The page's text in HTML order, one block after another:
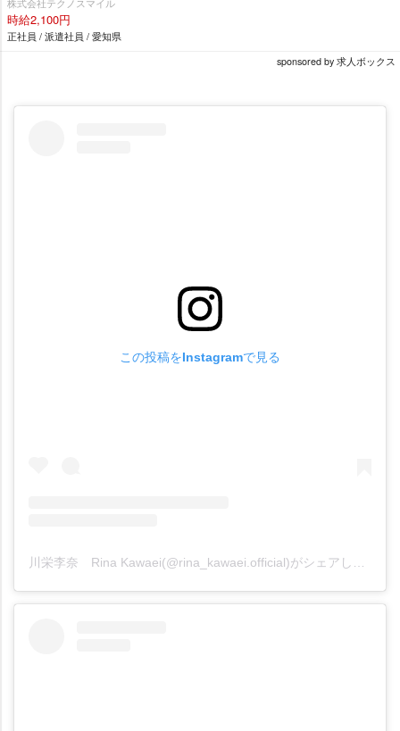
株式会社テクノスマイル
時給2,100円
正社員 / 派遣社員 / 愛知県
sponsored by 求人ボックス
この投稿をInstagramで見る
川栄李奈 Rina Kawaei(@rina_kawaei.official)がシェアした投稿